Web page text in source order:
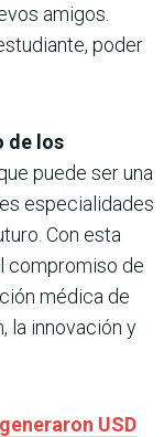
amigos.
poder
de los
puede ser una
especialidades
Con esta
compromiso de
médica de
la innovación y
USD